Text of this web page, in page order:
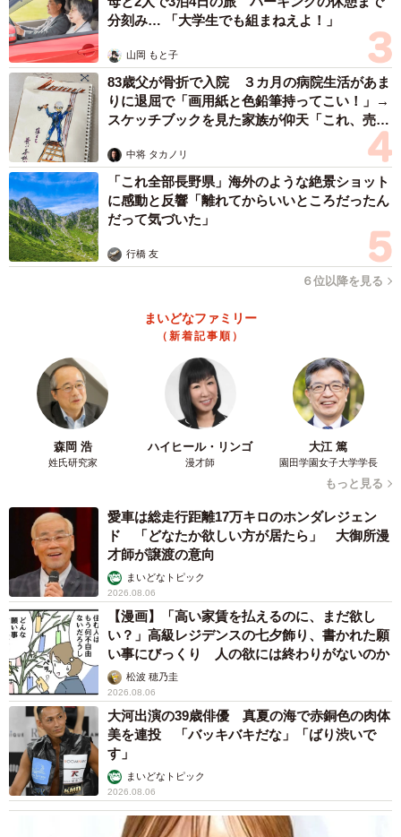
「昔から2人で笑いをとるポイントは大事にしています
が、大切なのはそこに行くまでの過程なんですよね。フリ
っていうやつ。その芝居が上手ければうまいほど、ウケる
のは分かっている。外でもまれているからこそ、よりいい
ものになっているのかなと思っています」
映画『正直不動産』は5月15日より全国ロードショー
分刻み… 「大学生でも組まねえよ！」
山岡 もと子
83歳父が骨折で入院 ３カ月の病院生活があま
りに退屈で「画用紙と色鉛筆持ってこい！」→
スケッチブックを見た家族が仰天「これ、売れ
中将 タカノリ
「これ全部長野県」海外のような絶景ショット
に感動と反響「離れてからいいところだったん
だって気づいた」
行橋 友
６位以降を見る
まいどなファミリー
（新着記事順）
森岡 浩
姓氏研究家
ハイヒール・リンゴ
漫才師
大江 篤
園田学園女子大学学長
もっと見る
愛車は総走行距離17万キロのホンダレジェン
ド 「どなたか欲しい方が居たら」 大御所漫
才師が譲渡の意向
まいどなトピック
2026.08.06
【漫画】「高い家賃を払えるのに、まだ欲し
い？」高級レジデンスの七夕飾り、書かれた願
い事にびっくり 人の欲には終わりがないのか
松波 穂乃圭
2026.08.06
大河出演の39歳俳優 真夏の海で赤銅色の肉体
美を連投 「バッキバキだな」「ばり渋いで
す」
まいどなトピック
2026.08.06